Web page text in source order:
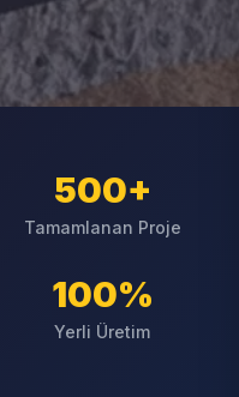
500+
Tamamlanan Proje
100%
Yerli Üretim